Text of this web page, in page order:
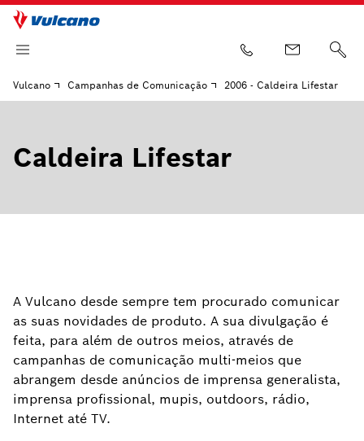
Vulcano Campanhas de Comunicação 2006 - Caldeira Lifestar
Caldeira Lifestar
A Vulcano desde sempre tem procurado comunicar
as suas novidades de produto. A sua divulgação é
feita, para além de outros meios, através de
campanhas de comunicação multi-meios que
abrangem desde anúncios de imprensa generalista,
imprensa profissional, mupis, outdoors, rádio,
Internet até TV.